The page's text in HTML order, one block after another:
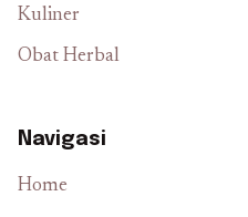
Kuliner
Obat Herbal
Navigasi
Home